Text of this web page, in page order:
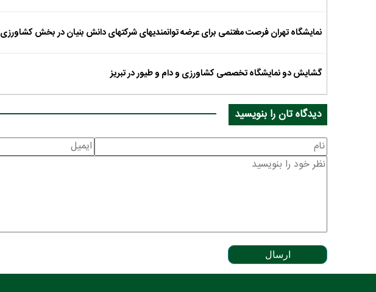
نمایشگاه تهران فرصت مغتنمی برای عرضه توانمندیهای شرکتهای دانش بنیان در بخش کشاورزی
گشایش دو نمایشگاه تخصصی کشاورزی و دام و طیور در تبریز
دیدگاه تان را بنویسید
ارسال